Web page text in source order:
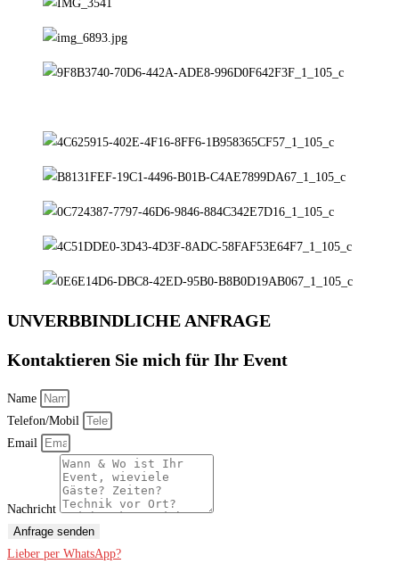
UNVERBBINDLICHE ANFRAGE
Kontaktieren Sie mich für Ihr Event
Name
Telefon/Mobil
Email
Nachricht
Anfrage senden
Lieber per WhatsApp?